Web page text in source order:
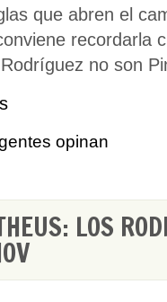
que abren el
recordarla
no son
opinan
LOS